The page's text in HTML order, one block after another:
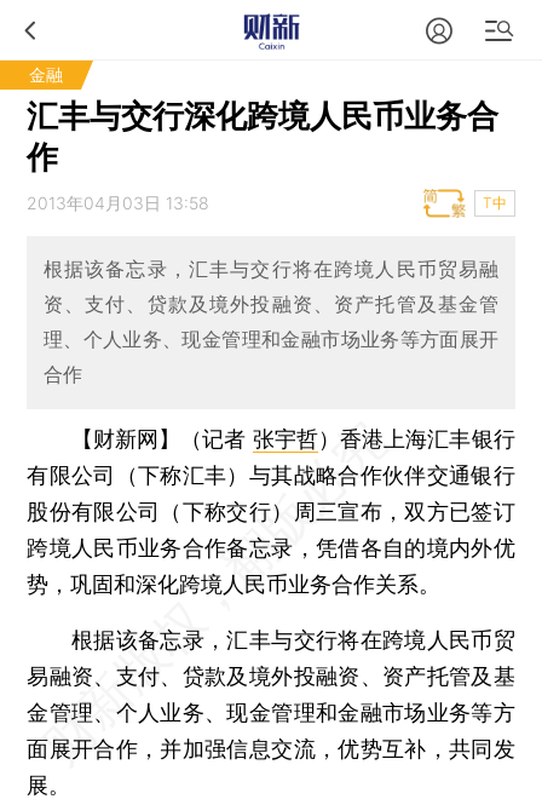
金融
汇丰与交行深化跨境人民币业务合
作
2013年04月03日 13:58 T中
根据该备忘录，汇丰与交行将在跨境人民币贸易融
资、支付、贷款及境外投融资、资产托管及基金管
理、个人业务、现金管理和金融市场业务等方面展开
合作
【财新网】（记者 张宇哲） 香港上海汇丰银行
有限公司（下称汇丰）与其战略合作伙伴交通银行
股份有限公司（下称交行）周三宣布，双方已签订
跨境人民币业务合作备忘录，凭借各自的境内外优
势，巩固和深化跨境人民币业务合作关系。
根据该备忘录，汇丰与交行将在跨境人民币贸
易融资、支付、贷款及境外投融资、资产托管及基
金管理、个人业务、现金管理和金融市场业务等方
面展开合作，并加强信息交流，优势互补，共同发
展。